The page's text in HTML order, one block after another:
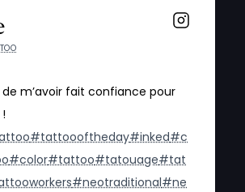
de m’avoir fait confiance pour
#tattoooftheday#inked#c
#color#tattoo#tatouage#tat
#neotraditional#ne